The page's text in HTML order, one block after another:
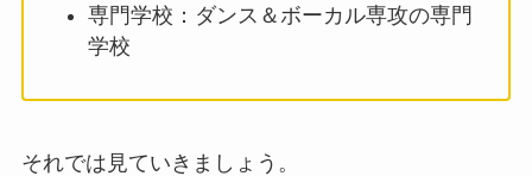
専門学校：ダンス＆ボーカル専攻の専門
学校
それでは見ていきましょう。